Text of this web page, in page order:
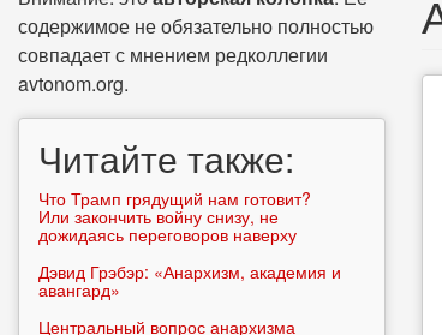
содержимое не обязательно полностью
совпадает с мнением редколлегии
avtonom.org.
Читайте также:
Что Трамп грядущий нам готовит?
Или закончить войну снизу, не
дожидаясь переговоров наверху
Дэвид Грэбэр: «Анархизм, академия и
авангард»
Центральный вопрос анархизма